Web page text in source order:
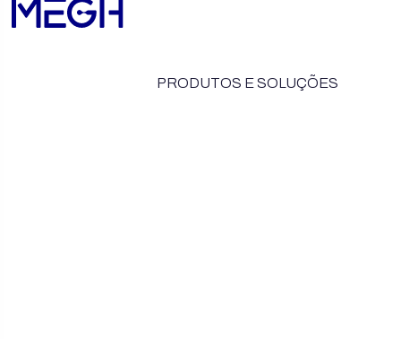
PRODUTOS E SOLUÇÕES